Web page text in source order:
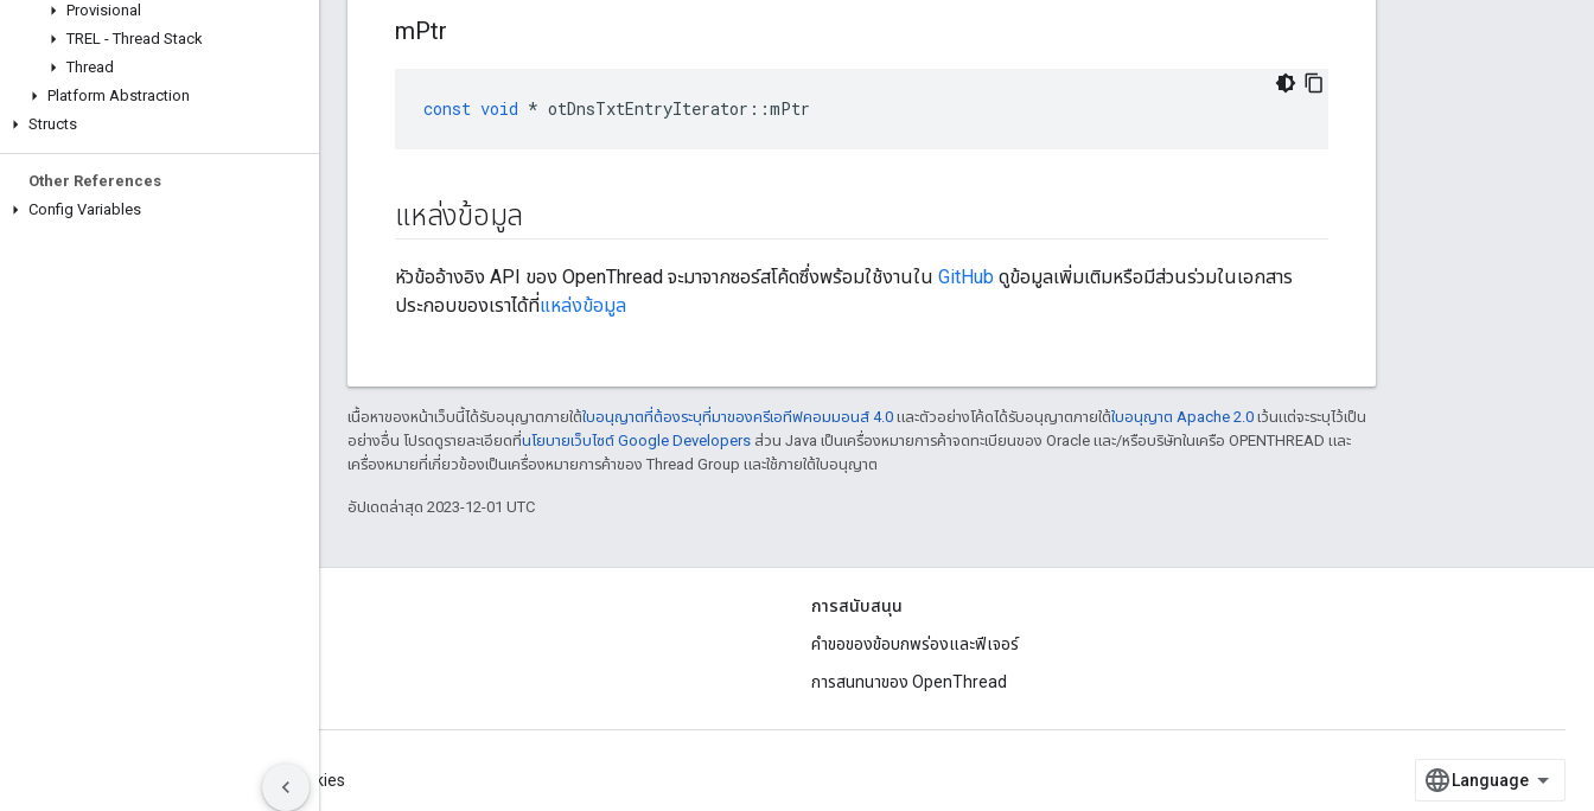
Provisional
TREL - Thread Stack
Thread
Platform Abstraction
Structs
Other References
Config Variables
mPtr
const void * otDnsTxtEntryIterator ::mPtr
แหล่งข้อมูล
หัวข้ออ้างอิง API ของ OpenThread จะมาจากซอร์สโค้ดซึ่งพร้อมใช้งานใน GitHub ดูข้อมูลเพิ่มเติมหรือมีส่วนร่วมในเอกสาร
ประกอบของเราได้ที่แหล่งข้อมูล
เนื้อหาของหน้าเว็บนี้ได้รับอนุญาตภายใต้ใบอนุญาตที่ต้องระบุที่มาของครีเอทีฟคอมมอนส์ 4.0 และตัวอย่างโค้ดได้รับอนุญาตภายใต้ใบอนุญาต Apache 2.0 เว้นแต่จะระบุไว้เป็น
อย่างอื่น โปรดดูรายละเอียดที่นโยบายเว็บไซต์ Google Developers ส่วน Java เป็นเครื่องหมายการค้าจดทะเบียนของ Oracle และ/หรือบริษัทในเครือ OPENTHREAD และ
เครื่องหมายที่เกี่ยวข้องเป็นเครื่องหมายการค้าของ Thread Group และใช้ภายใต้ใบอนุญาต
อัปเดตล่าสุด 2023-12-01 UTC
การสนับสนุน
คำขอของข้อบกพร่องและฟีเจอร์
การสนทนาของ OpenThread
Manage cookies